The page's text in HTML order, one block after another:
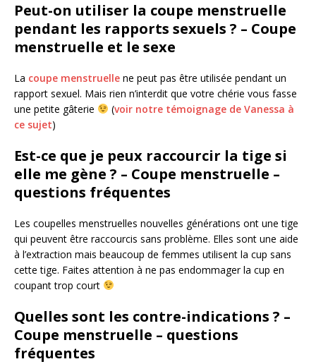
Peut-on utiliser la coupe menstruelle
pendant les rapports sexuels ? – Coupe
menstruelle et le sexe
La coupe menstruelle ne peut pas être utilisée pendant un
rapport sexuel. Mais rien n’interdit que votre chérie vous fasse
une petite gâterie
(voir notre témoignage de Vanessa à
ce sujet)
Est-ce que je peux raccourcir la tige si
elle me gène ? – Coupe menstruelle –
questions fréquentes
Les coupelles menstruelles nouvelles générations ont une tige
qui peuvent être raccourcis sans problème. Elles sont une aide
à l’extraction mais beaucoup de femmes utilisent la cup sans
cette tige. Faites attention à ne pas endommager la cup en
coupant trop court
Quelles sont les contre-indications ? –
Coupe menstruelle – questions
fréquentes